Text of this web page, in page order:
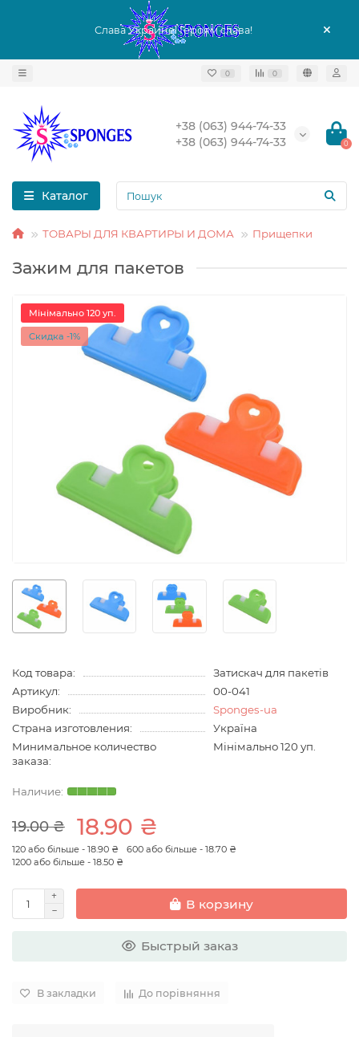
Слава Украине! Героям слава!
0 0
+38 (063) 944-74-33
+38 (063) 944-74-33
0
Каталог
ТОВАРЫ ДЛЯ КВАРТИРЫ И ДОМА Прищепки
Зажим для пакетов
Мінімально 120 уп.
Скидка -1%
Код товара:
Затискач для пакетів
Артикул:
00-041
Виробник:
Sponges-ua
Страна изготовления:
Україна
Минимальное количество
заказа:
Мінімально 120 уп.
19.00 ₴ 18.90 ₴
120 або більше - 18.90 ₴
600 або більше - 18.70 ₴
1200 або більше - 18.50 ₴
В корзину
Быстрый заказ
В закладки До порівняння